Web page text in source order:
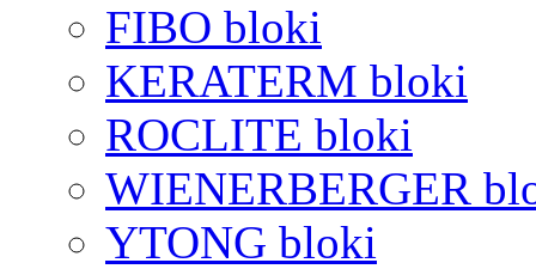
FIBO bloki
KERATERM bloki
ROCLITE bloki
WIENERBERGER
YTONG bloki